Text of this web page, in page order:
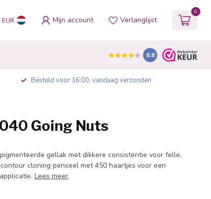
EUR Mijn account Verlanglijst
0
8.8
Besteld voor 16:00, vandaag verzonden
Going Nuts
gellak met dikkere consistentie voor felle,
cloning penseel met 450 haartjes voor een
Lees meer.